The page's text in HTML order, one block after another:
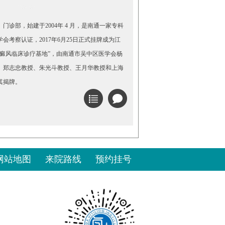
门诊部，始建于2004年 4 月，是南通一家专科
考察认证，2017年6月25日正式挂牌成为江
风临床诊疗基地”，由南通市吴中区医学会杨
郑志忠教授、朱光斗教授、王月华教授和上海
牌。
站地图 来院路线 预约挂号